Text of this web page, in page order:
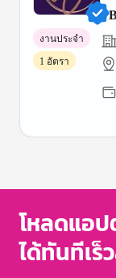
งานประจำ
1 อัตรา
of
โหลดแอ
ได้ทันทีเร็